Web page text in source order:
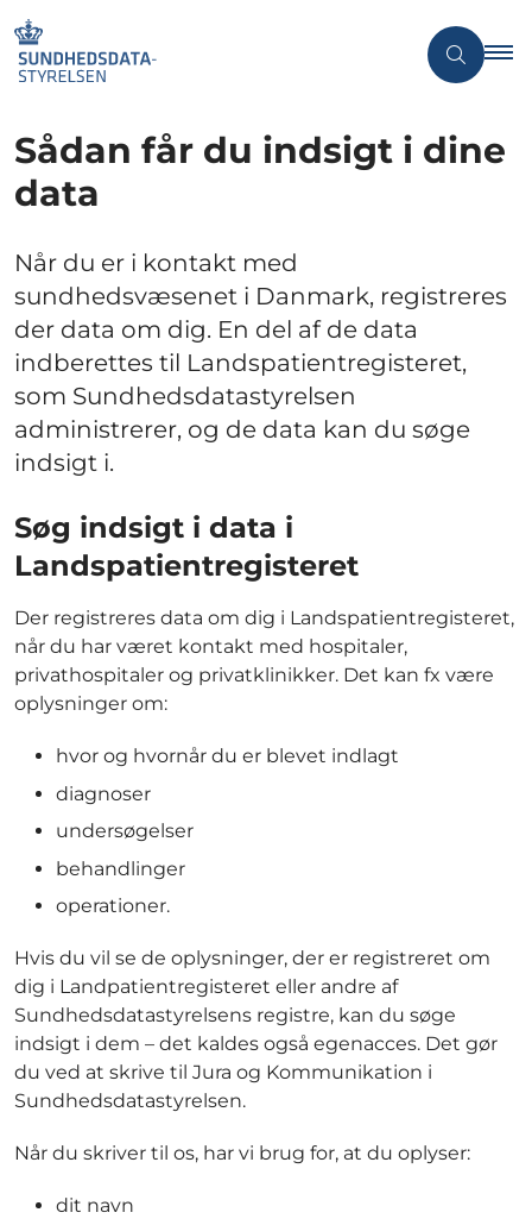
Sådan får du indsigt i dine
data
Når du er i kontakt med
sundhedsvæsenet i Danmark, registreres
der data om dig. En del af de data
indberettes til Landspatientregisteret,
som Sundhedsdatastyrelsen
administrerer, og de data kan du søge
indsigt i.
Søg indsigt i data i
Landspatientregisteret
Der registreres data om dig i Landspatientregisteret,
når du har været kontakt med hospitaler,
privathospitaler og privatklinikker. Det kan fx være
oplysninger om:
hvor og hvornår du er blevet indlagt
diagnoser
undersøgelser
behandlinger
operationer.
Hvis du vil se de oplysninger, der er registreret om
dig i Landpatientregisteret eller andre af
Sundhedsdatastyrelsens registre, kan du søge
indsigt i dem – det kaldes også egenacces. Det gør
du ved at skrive til Jura og Kommunikation i
Sundhedsdatastyrelsen.
Når du skriver til os, har vi brug for, at du oplyser:
dit navn